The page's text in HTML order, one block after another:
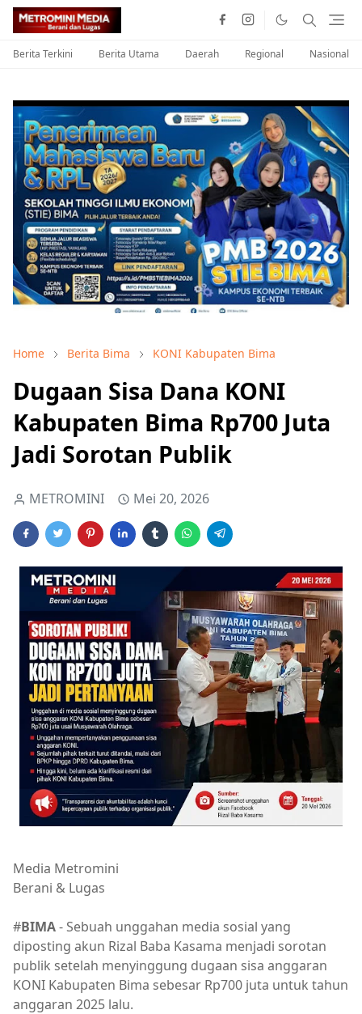
Berita Terkini Berita Utama Daerah Regional Nasional
Home Berita Bima KONI Kabupaten Bima
Dugaan Sisa Dana KONI
Kabupaten Bima Rp700 Juta
Jadi Sorotan Publik
METROMINI Mei 20, 2026
Media Metromini
Berani & Lugas
#BIMA- Sebuah unggahan media sosial yang
diposting akun Rizal Baba Kasama menjadi sorotan
publik setelah menyinggung dugaan sisa anggaran
KONI Kabupaten Bima sebesar Rp700 juta untuk tahun
anggaran 2025 lalu.